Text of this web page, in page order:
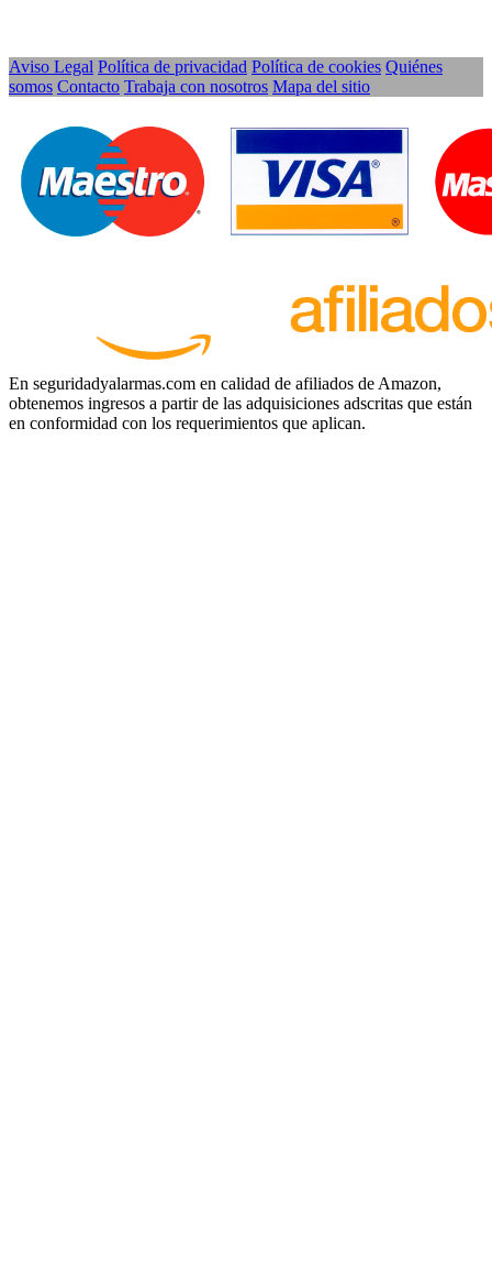
Aviso Legal Política de privacidad Política de cookies Quiénes
somos Contacto Trabaja con nosotros Mapa del sitio
En seguridadyalarmas.com en calidad de afiliados de Amazon,
obtenemos ingresos a partir de las adquisiciones adscritas que están
en conformidad con los requerimientos que aplican.